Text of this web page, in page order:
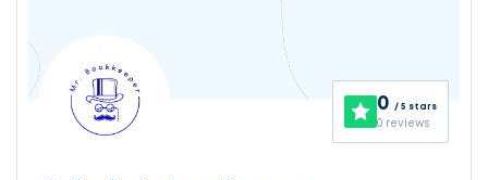
0 / 5 stars
0 reviews